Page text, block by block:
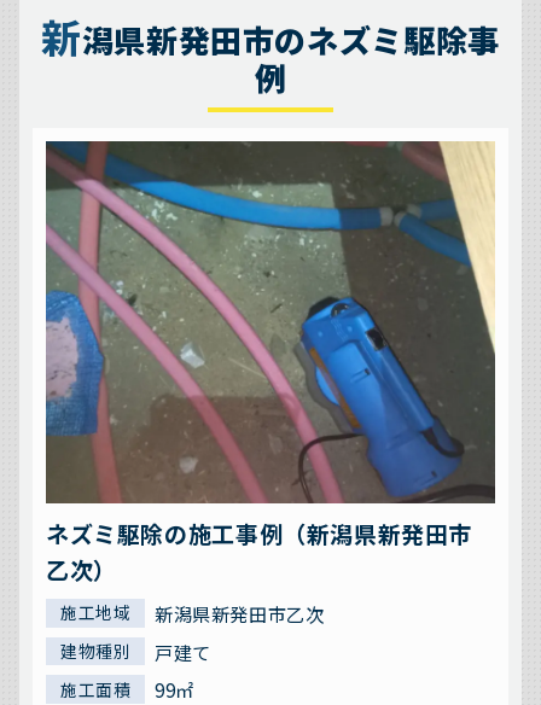
新潟県新発田市のネズミ駆除事
例
ネズミ駆除の施工事例（新潟県新発田市
乙次）
施工地域 新潟県新発田市乙次
建物種別 戸建て
施工面積 99㎡